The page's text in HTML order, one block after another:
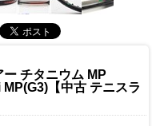
ー チタニウム MP
【中古 テニスラ